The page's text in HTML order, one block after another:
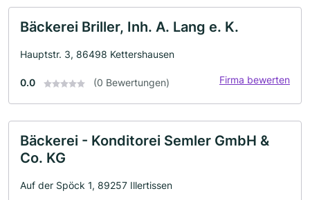
Bäckerei Briller, Inh. A. Lang e. K.
Hauptstr. 3, 86498 Kettershausen
0.0 (0 Bewertungen) Firma bewerten
Bäckerei - Konditorei Semler GmbH &
Co. KG
Auf der Spöck 1, 89257 Illertissen